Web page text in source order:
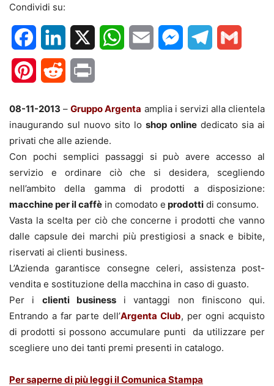
Condividi su:
FacebookLinkedIn WhatsApp
Email MessengerTelegram
PinterestReddit
08-11-2013 –Gruppo Argenta amplia i servizi alla clientela
inaugurando sul nuovo sito lo shop online dedicato sia ai
privati che alle aziende.
Con pochi semplici passaggi si può avere accesso al
servizio e ordinare ciò che si desidera, scegliendo
nell’ambito della gamma di prodotti a disposizione:
macchine per il caffè in comodato e prodotti di consumo.
Vasta la scelta per ciò che concerne i prodotti che vanno
dalle capsule dei marchi più prestigiosi a snack e bibite,
riservati ai clienti business.
L’Azienda garantisce consegne celeri, assistenza post-
vendita e sostituzione della macchina in caso di guasto.
Per i clienti businessi vantaggi non finiscono qui.
Entrando a far parte dell’Argenta Club, per ogni acquisto
di prodotti si possono accumulare punti da utilizzare per
scegliere uno dei tanti premi presenti in catalogo.
Per saperne di più leggi il Comunica Stampa